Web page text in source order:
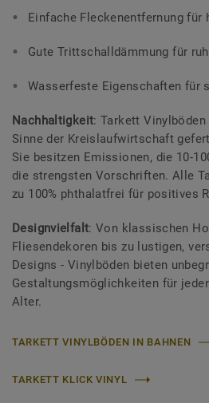
Einfache Fleckenentfernung für
Gute Trittschalldämmung für
Wasserfeste Eigenschaften für
Nachhaltigkeit: Tarkett
Sinne der Kreislaufwirtschaft
Sie besitzen Emissionen, die 10-
die strengsten Vorschriften. Alle
zu 100% phthalatfrei für positives
Designvielfalt: Von klassischen
Fliesendekoren bis zu lustigen,
Designs - Vinylböden bieten
Gestaltungsmöglichkeiten für
Alter.
TARKETT VINYLBÖDEN IN BAHNEN
TARKETT KLICK VINYL